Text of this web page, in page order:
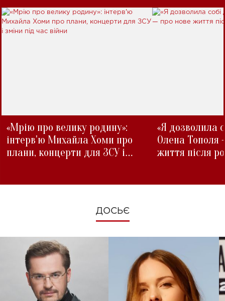
«Мрію про велику родину»:
інтерв'ю Михайла Хоми про
плани, концерти для ЗСУ і
«Я дозволила
Олена Тополя
життя після
ДОСЬЄ